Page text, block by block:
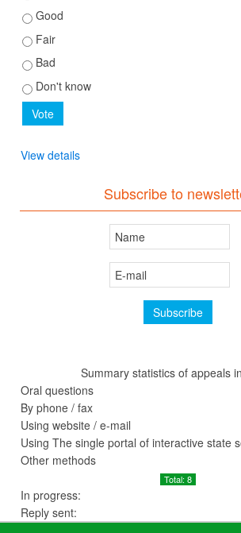
Good
Fair
Bad
Don't know
View details
Subscribe to
Summary statistics of appeals
Oral questions
By phone / fax
Using website / e-mail
Using The single portal of interactive state
Other methods
Total: 8
In progress:
Reply sent: